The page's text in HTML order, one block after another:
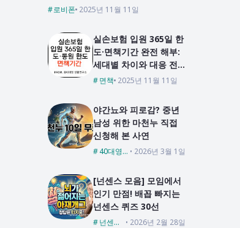
로비폰 2025년 11월 11일
실손보험 입원 365일 한
도·면책기간 완전 해부:
세대별 차이와 대응 전
략면책 2025년 11월 11일
야간뇨와 피로감? 중년
남성 위한 마천누 직접
신청해 본 사연
40대영양제2026년 3월 1일
​[넌센스 모음] 모임에서
인기 만점! 배꼽 빠지는
넌센스 퀴즈 30선
넌센스퀴즈2026년 2월 28일